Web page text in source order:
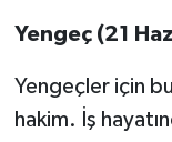
Yengeç (21
Yengeçler için
hakim. İş